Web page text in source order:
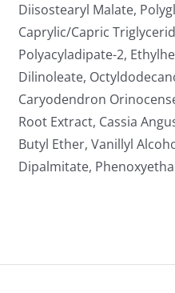
Diisostearyl Malate,
Caprylic/Capric
Polyacyladipate-2,
Dilinoleate,
Caryodendron
Root Extract, Cassia
Butyl Ether, Vanillyl
Dipalmitate,